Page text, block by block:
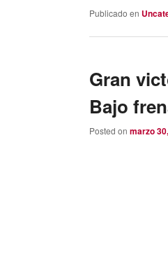
Publicado en
Gran
Bajo
Posted on marzo